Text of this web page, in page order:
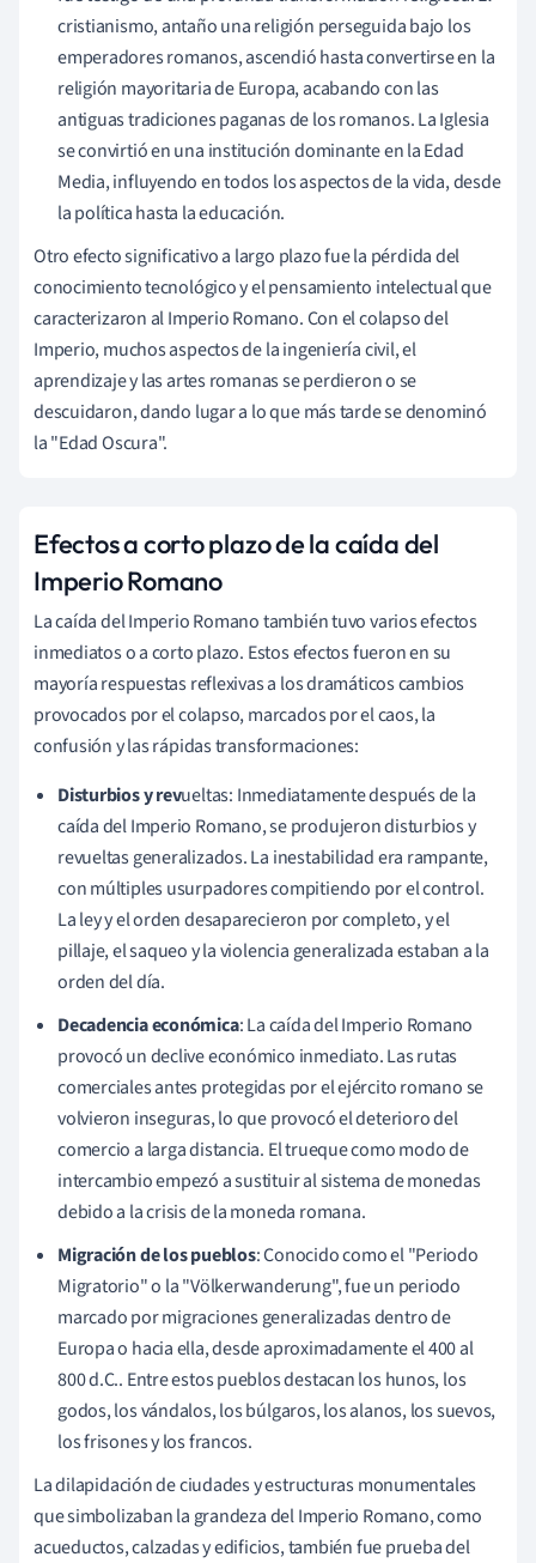
cristianismo, antaño una religión perseguida bajo los
emperadores romanos, ascendió hasta convertirse en la
religión mayoritaria de Europa, acabando con las
antiguas tradiciones paganas de los romanos. La Iglesia
se convirtió en una institución dominante en la Edad
Media, influyendo en todos los aspectos de la vida, desde
la política hasta la educación.
Otro efecto significativo a largo plazo fue la pérdida del
conocimiento tecnológico y el pensamiento intelectual que
caracterizaron al Imperio Romano. Con el colapso del
Imperio, muchos aspectos de la ingeniería civil, el
aprendizaje y las artes romanas se perdieron o se
descuidaron, dando lugar a lo que más tarde se denominó
la "Edad Oscura".
Efectos a corto plazo de la caída del
Imperio Romano
La caída del Imperio Romano también tuvo varios efectos
inmediatos o a corto plazo. Estos efectos fueron en su
mayoría respuestas reflexivas a los dramáticos cambios
provocados por el colapso, marcados por el caos, la
confusión y las rápidas transformaciones:
Disturbios y revueltas: Inmediatamente después de la
caída del Imperio Romano, se produjeron disturbios y
revueltas generalizados. La inestabilidad era rampante,
con múltiples usurpadores compitiendo por el control.
La ley y el orden desaparecieron por completo, y el
pillaje, el saqueo y la violencia generalizada estaban a la
orden del día.
Decadencia económica: La caída del Imperio Romano
provocó un declive económico inmediato. Las rutas
comerciales antes protegidas por el ejército romano se
volvieron inseguras, lo que provocó el deterioro del
comercio a larga distancia. El trueque como modo de
intercambio empezó a sustituir al sistema de monedas
debido a la crisis de la moneda romana.
Migración de los pueblos: Conocido como el "Periodo
Migratorio" o la "Völkerwanderung", fue un periodo
marcado por migraciones generalizadas dentro de
Europa o hacia ella, desde aproximadamente el 400 al
800 d.C.. Entre estos pueblos destacan los hunos, los
godos, los vándalos, los búlgaros, los alanos, los suevos,
los frisones y los francos.
La dilapidación de ciudades y estructuras monumentales
que simbolizaban la grandeza del Imperio Romano, como
acueductos, calzadas y edificios, también fue prueba del